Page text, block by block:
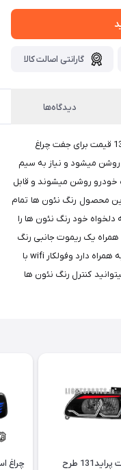
گارانتی اصالت کالا
دیدگاه‌ها
چراغ اسپرت جلوی طرح آکورد مناسب برای پراید 131 قیمت برای جفت چراغ
میشود و نیاز به سیم
خودرو روشن میشوند و قابل
محصول رنگ نئون ها تمام
دلخواه خود رنگ نئون ها را
همراه یک ریموت جانبی رنگ
نئون ها قابل تغییر است و انواع رقص نور ها رو به همراه دارد وفولکار wifi با
کنترل رنگ نئون ها
چراغ اسپرت پراید131 طرح